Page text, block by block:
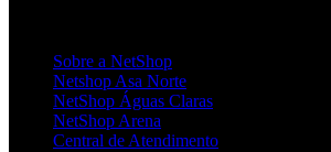
Sobre a NetShop
Netshop Asa Norte
NetShop Águas Claras
NetShop Arena
Central de Atendimento